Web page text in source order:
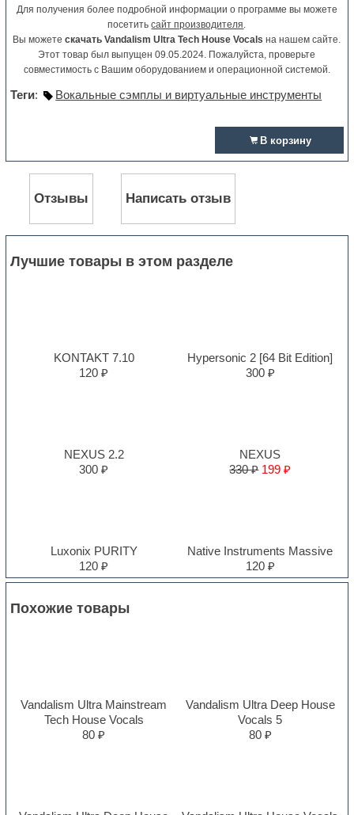
Для получения более подробной информации о программе вы можете
посетитьсайт производителя.
Вы можетескачать Vandalism Ultra Tech House Vocals на нашем сайте.
Этот товар был выпущен 09.05.2024. Пожалуйста, проверьте
совместимость с Вашим оборудованием и операционной системой.
Теги: Вокальные сэмплы и виртуальные инструменты
В корзину
Отзывы Написать отзыв
Лучшие товары в этом разделе
KONTAKT 7.10
120 ₽
Hypersonic 2 [64 Bit Edition]
300 ₽
NEXUS 2.2
300 ₽
NEXUS
330 ₽ 199 ₽
Luxonix PURITY
120 ₽
Native Instruments Massive
120 ₽
Похожие товары
Vandalism Ultra Mainstream
Tech House Vocals
80 ₽
Vandalism Ultra Deep House
Vocals 5
80 ₽